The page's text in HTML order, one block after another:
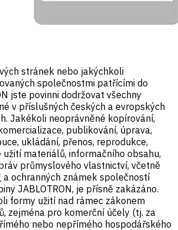
stránek nebo jakýchkoli
společnostmi patřícími do
jste povinni dodržovat všechny
v příslušných českých a evropských
Jakékoli neoprávněné kopírování,
publikování, úprava,
ukládání, přenos, reprodukce,
materiálů, informačního obsahu,
průmyslového vlastnictví, včetně
a ochranných známek společností
JABLOTRON, je přísně zakázáno.
formy užití nad rámec zákonem
zejména pro komerční účely (tj. za
nebo nepřímého hospodářského